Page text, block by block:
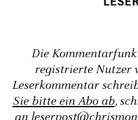
Die
registrierte Nutzer
Leserkommentar
Sie bitte ein Abo ab,